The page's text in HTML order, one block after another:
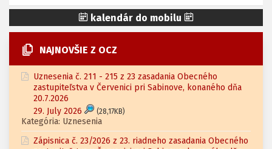
kalendár do mobilu
NAJNOVŠIE Z OCZ
Uznesenia č. 211 - 215 z 23 zasadania Obecného
zastupiteľstva v Červenici pri Sabinove, konaného dňa
20.7.2026
29. July 2026
(28,17KB)
Kategória: Uznesenia
Zápisnica č. 23/2026 z 23. riadneho zasadania Obecného